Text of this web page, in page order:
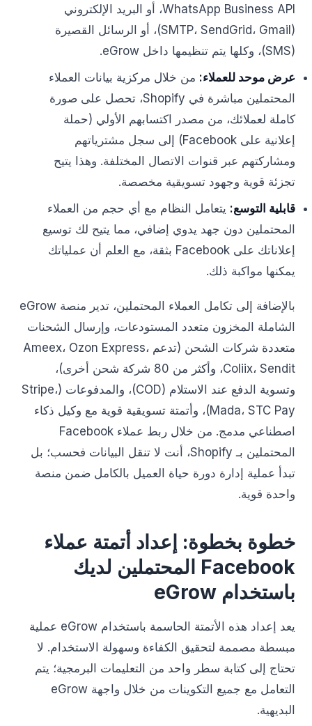
WhatsApp Business API، أو البريد الإلكتروني
(SMTP، SendGrid، Gmail)، أو الرسائل القصيرة
(SMS)، وكلها يتم تنظيمها داخل eGrow.
عرض موحد للعملاء: من خلال مركزية بيانات العملاء
المحتملين مباشرة في Shopify، تحصل على صورة
كاملة لعملائك، من مصدر اكتسابهم الأولي (حملة
إعلانية على Facebook) إلى سجل مشترياتهم
ومشاركتهم عبر قنوات الاتصال المختلفة. وهذا يتيح
تجزئة قوية وجهود تسويقية مخصصة.
قابلية التوسع: يتعامل النظام مع أي حجم من العملاء
المحتملين دون جهد يدوي إضافي، مما يتيح لك توسيع
إعلاناتك على Facebook بثقة، مع العلم أن عملياتك
يمكنها مواكبة ذلك.
بالإضافة إلى تكامل العملاء المحتملين، تدير منصة eGrow
الشاملة المخزون متعدد المستودعات، وإرسال الشحنات
متعددة شركات الشحن (تدعم Ameex، Ozon Express،
Coliix، Sendit، وأكثر من 80 شركة شحن أخرى)،
وتسوية الدفع عند الاستلام (COD)، والمدفوعات (Stripe،
Mada، STC Pay)، وأتمتة تسويقية قوية مع وكيل ذكاء
اصطناعي مدمج. من خلال ربط عملاء Facebook
المحتملين بـ Shopify، أنت لا تنقل البيانات فحسب؛ بل
تبدأ عملية إدارة دورة حياة العميل بالكامل ضمن منصة
واحدة قوية.
خطوة بخطوة: إعداد أتمتة عملاء
Facebook المحتملين لديك
باستخدام eGrow
يعد إعداد هذه الأتمتة الحاسمة باستخدام eGrow عملية
مبسطة مصممة لتحقيق الكفاءة وسهولة الاستخدام. لا
تحتاج إلى كتابة سطر واحد من التعليمات البرمجية؛ يتم
التعامل مع جميع التكوينات من خلال واجهة eGrow
البديهية.